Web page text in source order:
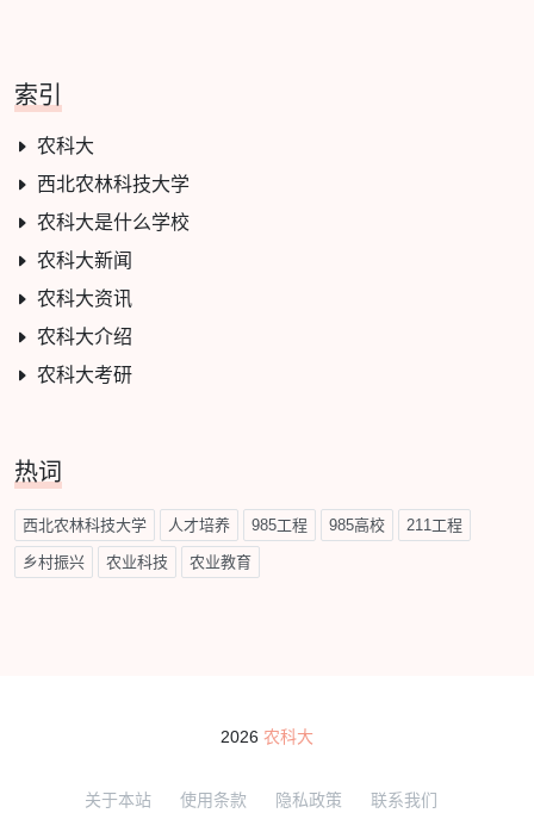
索引
农科大
西北农林科技大学
农科大是什么学校
农科大新闻
农科大资讯
农科大介绍
农科大考研
热词
西北农林科技大学 人才培养 985工程 985高校 211工程
乡村振兴 农业科技 农业教育
2026 农科大
关于本站 使用条款 隐私政策 联系我们